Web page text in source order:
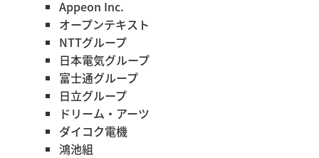
Appeon Inc.
オープンテキスト
NTTグループ
日本電気グループ
富士通グループ
日立グループ
ドリーム・アーツ
ダイコク電機
鴻池組